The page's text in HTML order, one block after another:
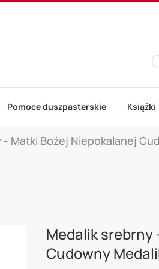
Pomoce duszpasterskie Książki
Matki Bożej Niepokalanej
Medalik srebrny
Cudowny